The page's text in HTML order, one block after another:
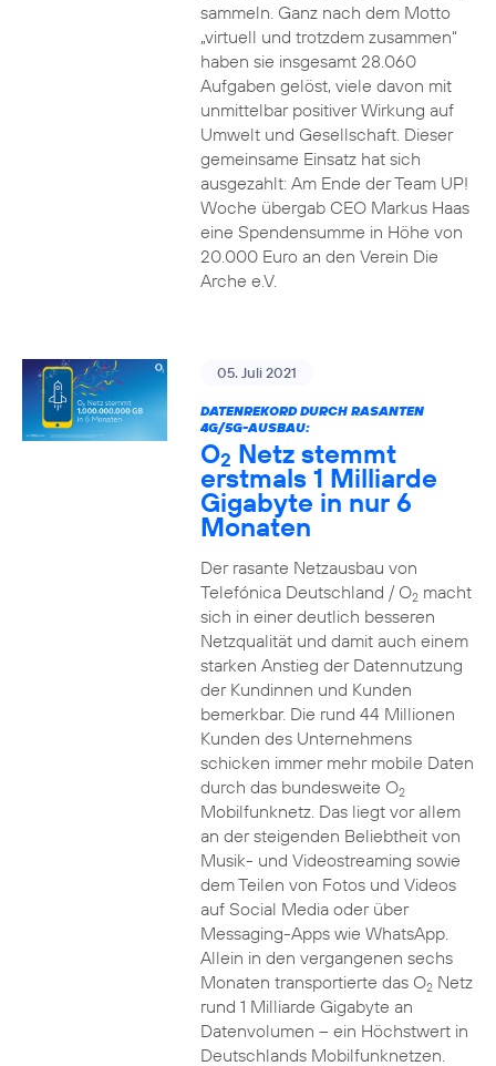
sammeln. Ganz nach dem Motto
„virtuell und trotzdem zusammen“
haben sie insgesamt 28.060
Aufgaben gelöst, viele davon mit
unmittelbar positiver Wirkung auf
Umwelt und Gesellschaft. Dieser
gemeinsame Einsatz hat sich
ausgezahlt: Am Ende der Team UP!
Woche übergab CEO Markus Haas
eine Spendensumme in Höhe von
20.000 Euro an den Verein Die
Arche e.V.
05. Juli 2021
DATENREKORD DURCH RASANTEN
4G/5G-AUSBAU:
O2 Netz stemmt
erstmals 1 Milliarde
Gigabyte in nur 6
Monaten
Der rasante Netzausbau von
Telefónica Deutschland / O2macht
sich in einer deutlich besseren
Netzqualität und damit auch einem
starken Anstieg der Datennutzung
der Kundinnen und Kunden
bemerkbar. Die rund 44 Millionen
Kunden des Unternehmens
schicken immer mehr mobile Daten
durch das bundesweite O2
Mobilfunknetz. Das liegt vor allem
an der steigenden Beliebtheit von
Musik- und Videostreaming sowie
dem Teilen von Fotos und Videos
auf Social Media oder über
Messaging-Apps wie WhatsApp.
Allein in den vergangenen sechs
Monaten transportierte das O2Netz
rund 1 Milliarde Gigabyte an
Datenvolumen – ein Höchstwert in
Deutschlands Mobilfunknetzen.